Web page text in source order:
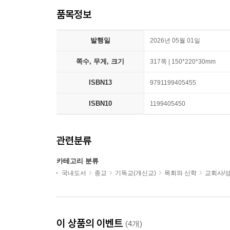
품목정보
발행일 2026년 05월 01일
쪽수, 무게, 크기 317쪽 | 150*220*30mm
ISBN13 9791199405455
ISBN10 1199405450
관련분류
카테고리 분류
국내도서 종교 기독교(개신교) 목회와 신학 교회사/
이 상품의 이벤트 (4개)